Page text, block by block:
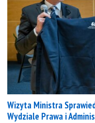
Wizyta Ministra
Wydziale Prawa i